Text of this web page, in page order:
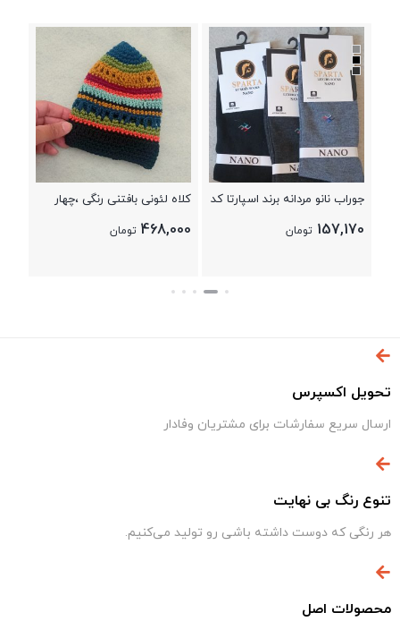
جوراب نانو مردانه برند اسپارتا کد
09
157,170 تومان
کلاه لئونی بافتنی رنگی ،چهار
فصل مردونه و زنونه کد 09
468,000 تومان
تحویل اکسپرس
ارسال سریع سفارشات برای مشتریان وفادار
تنوع رنگ بی نهایت
هر رنگی که دوست داشته باشی رو تولید می‌کنیم.
محصولات اصل